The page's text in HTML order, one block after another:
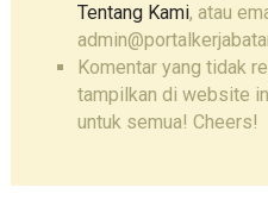
Tentang Kami, atau
Komentar yang tidak
tampilkan di website
untuk semua! Cheers!